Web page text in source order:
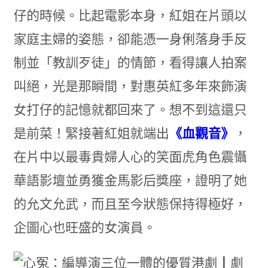
仔的時候。比起電影本身，紅姐在片頭以
家庭主婦的姿態，卻能憑一身俐落身手反
制並「教訓歹徒」的情節，看得讓人拍案
叫絕，光是那瞬間，對惠英紅多年來飾演
女打仔的記憶就都回來了。想不到這還只
是前菜！緊接著紅姐就端出 《血觀音》
，
在片中以最毒貴婦人心的笑面虎角色震懾
華語影壇並勇獲金馬影后獎座，證明了她
的允文允武，而且至今狀態保持得極好，
企圖心也旺盛的女演員。